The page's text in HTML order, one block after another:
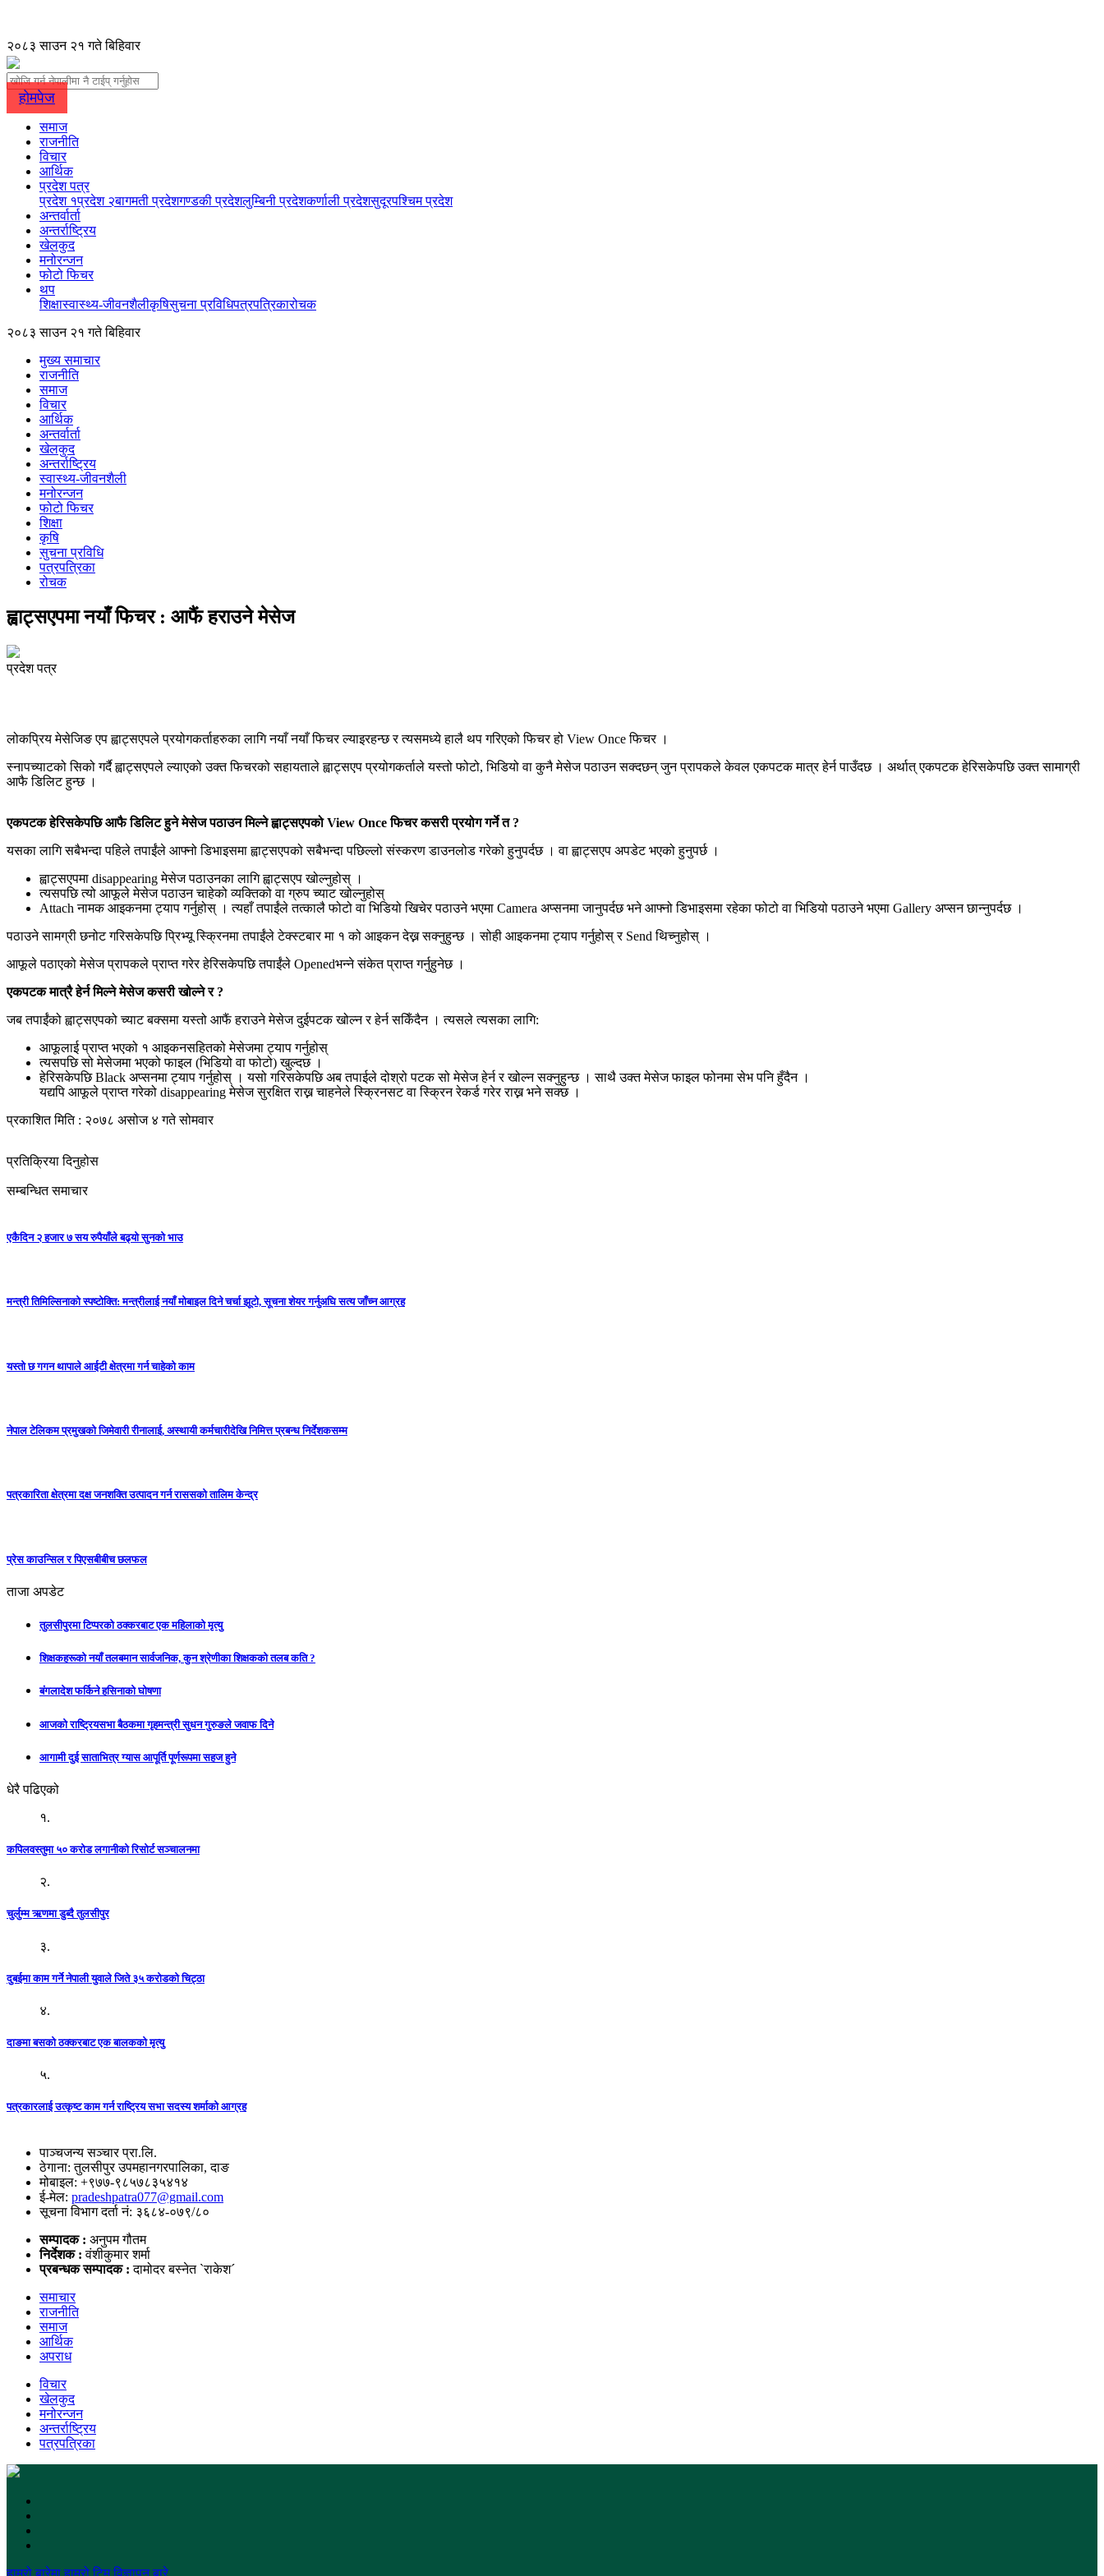
२०८३ साउन २१ गते बिहिवार
होमपेज
समाज
राजनीति
विचार
आर्थिक
प्रदेश पत्र
प्रदेश १प्रदेश २बागमती प्रदेशगण्डकी प्रदेशलुम्बिनी प्रदेशकर्णाली प्रदेशसुदूरपश्चिम प्रदेश
अन्तर्वार्ता
अन्तर्राष्ट्रिय
खेलकुद
मनोरन्जन
फोटो फिचर
थप
शिक्षास्वास्थ्य-जीवनशैलीकृषिसुचना प्रविधिपत्रपत्रिकारोचक
२०८३ साउन २१ गते बिहिवार
मुख्य समाचार
राजनीति
समाज
विचार
आर्थिक
अन्तर्वार्ता
खेलकुद
अन्तर्राष्ट्रिय
स्वास्थ्य-जीवनशैली
मनोरन्जन
फोटो फिचर
शिक्षा
कृषि
सुचना प्रविधि
पत्रपत्रिका
रोचक
ह्वाट्सएपमा नयाँ फिचर : आफैं हराउने मेसेज
प्रदेश पत्र
लोकप्रिय मेसेजिङ एप ह्वाट्सएपले प्रयोगकर्ताहरुका लागि नयाँ नयाँ फिचर ल्याइरहन्छ र त्यसमध्ये हालै थप गरिएको फिचर हो View Once फिचर ।
स्नापच्याटको सिको गर्दै ह्वाट्सएपले ल्याएको उक्त फिचरको सहायताले ह्वाट्सएप प्रयोगकर्ताले यस्तो फोटो, भिडियो वा कुनै मेसेज पठाउन सक्दछन् जुन प्रापकले केवल एकपटक मात्र हेर्न पाउँदछ । अर्थात् एकपटक हेरिसकेपछि उक्त सामाग्री
आफै डिलिट हुन्छ ।
एकपटक हेरिसकेपछि आफै डिलिट हुने मेसेज पठाउन मिल्ने ह्वाट्सएपको View Once फिचर कसरी प्रयोग गर्ने त ?
यसका लागि सबैभन्दा पहिले तपाईंले आफ्नो डिभाइसमा ह्वाट्सएपको सबैभन्दा पछिल्लो संस्करण डाउनलोड गरेको हुनुपर्दछ । वा ह्वाट्सएप अपडेट भएको हुनुपर्छ ।
ह्वाट्सएपमा disappearing मेसेज पठाउनका लागि ह्वाट्सएप खोल्नुहोस् ।
त्यसपछि त्यो आफूले मेसेज पठाउन चाहेको व्यक्तिको वा ग्रुप च्याट खोल्नुहोस्
Attach नामक आइकनमा ट्याप गर्नुहोस् । त्यहाँ तपाईंले तत्कालै फोटो वा भिडियो खिचेर पठाउने भएमा Camera अप्सनमा जानुपर्दछ भने आफ्नो डिभाइसमा रहेका फोटो वा भिडियो पठाउने भएमा Gallery अप्सन छान्नुपर्दछ ।
पठाउने सामग्री छनोट गरिसकेपछि प्रिभ्यू स्क्रिनमा तपाईंले टेक्स्टबार मा १ को आइकन देख्न सक्नुहुन्छ । सोही आइकनमा ट्याप गर्नुहोस् र Send थिच्नुहोस् ।
आफूले पठाएको मेसेज प्रापकले प्राप्त गरेर हेरिसकेपछि तपाईंले Openedभन्ने संकेत प्राप्त गर्नुहुनेछ ।
एकपटक मात्रै हेर्न मिल्ने मेसेज कसरी खोल्ने र ?
जब तपाईंको ह्वाट्सएपको च्याट बक्समा यस्तो आफैं हराउने मेसेज दुईपटक खोल्न र हेर्न सकिँदैन । त्यसले त्यसका लागि:
आफूलाई प्राप्त भएको १ आइकनसहितको मेसेजमा ट्याप गर्नुहोस्
त्यसपछि सो मेसेजमा भएको फाइल (भिडियो वा फोटो) खुल्दछ ।
हेरिसकेपछि Black अप्सनमा ट्याप गर्नुहोस् । यसो गरिसकेपछि अब तपाईले दोश्रो पटक सो मेसेज हेर्न र खोल्न सक्नुहुन्छ । साथै उक्त मेसेज फाइल फोनमा सेभ पनि हुँदैन ।
यद्यपि आफूले प्राप्त गरेको disappearing मेसेज सुरक्षित राख्न चाहनेले स्क्रिनसट वा स्क्रिन रेकर्ड गरेर राख्न भने सक्छ ।
प्रकाशित मिति : २०७८ असोज ४ गते सोमवार
प्रतिक्रिया दिनुहोस
सम्बन्धित समाचार
एकैदिन २ हजार ७ सय रुपैयाँले बढ्यो सुनको भाउ
मन्त्री तिमिल्सिनाको स्पष्टोक्ति: मन्त्रीलाई नयाँ मोबाइल दिने चर्चा झूटो, सूचना शेयर गर्नुअघि सत्य जाँच्न आग्रह
यस्तो छ गगन थापाले आईटी क्षेत्रमा गर्न चाहेको काम
नेपाल टेलिकम प्रमुखको जिमेवारी रीनालाई, अस्थायी कर्मचारीदेखि निमित्त प्रबन्ध निर्देशकसम्म
पत्रकारिता क्षेत्रमा दक्ष जनशक्ति उत्पादन गर्न राससको तालिम केन्द्र
प्रेस काउन्सिल र पिएसबीबीच छलफल
ताजा अपडेट
तुलसीपुरमा टिप्परको ठक्करबाट एक महिलाको मृत्यु
शिक्षकहरूको नयाँ तलबमान सार्वजनिक, कुन श्रेणीका शिक्षकको तलब कति ?
बंगलादेश फर्किने हसिनाको घोषणा
आजको राष्ट्रियसभा बैठकमा गृहमन्त्री सुधन गुरुङले जवाफ दिने
आगामी दुई साताभित्र ग्यास आपूर्ति पूर्णरूपमा सहज हुने
धेरै पढिएको
१.
कपिलवस्तुमा ५० करोड लगानीको रिसोर्ट सञ्चालनमा
२.
चुर्लुम्म ऋणमा डुब्दै तुलसीपुर
३.
दुबईमा काम गर्ने नेपाली युवाले जिते ३५ करोडको चिट्ठा
४.
दाङमा बसको ठक्करबाट एक बालकको मृत्यु
५.
पत्रकारलाई उत्कृष्ट काम गर्न राष्ट्रिय सभा सदस्य शर्माको आग्रह
पाञ्चजन्य सञ्चार प्रा.लि.
ठेगाना: तुलसीपुर उपमहानगरपालिका, दाङ
मोबाइल: +९७७-९८५७८३५४१४
ई-मेल: pradeshpatra077@gmail.com
सूचना विभाग दर्ता नं: ३६८४-०७९/८०
सम्पादक : अनुपम गौतम
निर्देशक :वंशीकुमार शर्मा
प्रबन्धक सम्पादक :दामोदर बस्नेत `राकेश´
समाचार
राजनीति
समाज
आर्थिक
अपराध
विचार
खेलकुद
मनोरन्जन
अन्तर्राष्ट्रिय
पत्रपत्रिका
हाम्रो बारेमा हाम्रो टिम विज्ञापन बारे